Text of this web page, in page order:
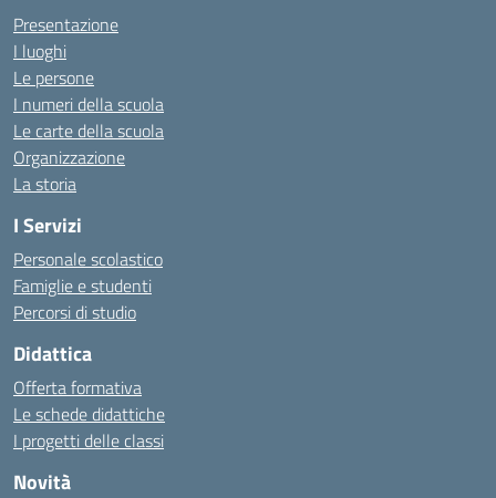
Presentazione
I luoghi
Le persone
I numeri della scuola
Le carte della scuola
Organizzazione
La storia
I Servizi
Personale scolastico
Famiglie e studenti
Percorsi di studio
Didattica
Offerta formativa
Le schede didattiche
I progetti delle classi
Novità